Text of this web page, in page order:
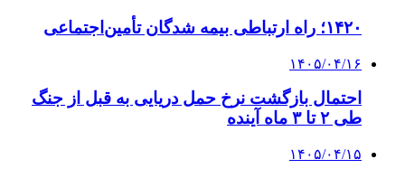
۱۴۲۰؛ راه ارتباطی بیمه شدگان تأمین‌اجتماعی
۱۴۰۵/۰۴/۱۶
احتمال بازگشت نرخ حمل دریایی به قبل از جنگ
طی ۲ تا ۳ ماه آینده
۱۴۰۵/۰۴/۱۵